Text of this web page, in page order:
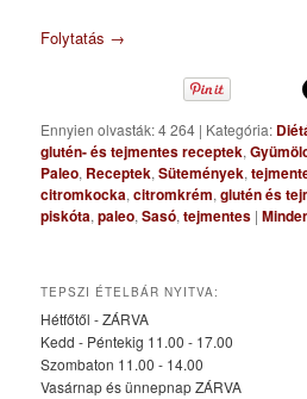
Folytatás →
Ennyien olvasták: 4 264 | Kategória:
glutén- és tejmentes receptek,
Paleo, Receptek,Sütemények,
citromkocka,citromkrém,glutén és
piskóta,paleo,Sasó,tejmentes |
TEPSZI ÉTELBÁR NYITVA:
Hétfőtől - ZÁRVA
Kedd - Péntekig 11.00 - 17.00
Szombaton 11.00 - 14.00
Vasárnap és ünnepnap ZÁRVA